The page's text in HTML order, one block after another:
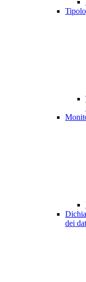
dei